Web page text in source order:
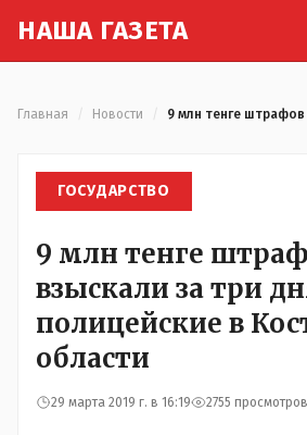
НАША ГАЗЕТА
Главная Новости
ГОСУДАРСТВО
9 млн тенге
взыскали за три
полицейские в
области
29 марта 2019 г. в 16:19 2755 просмотров